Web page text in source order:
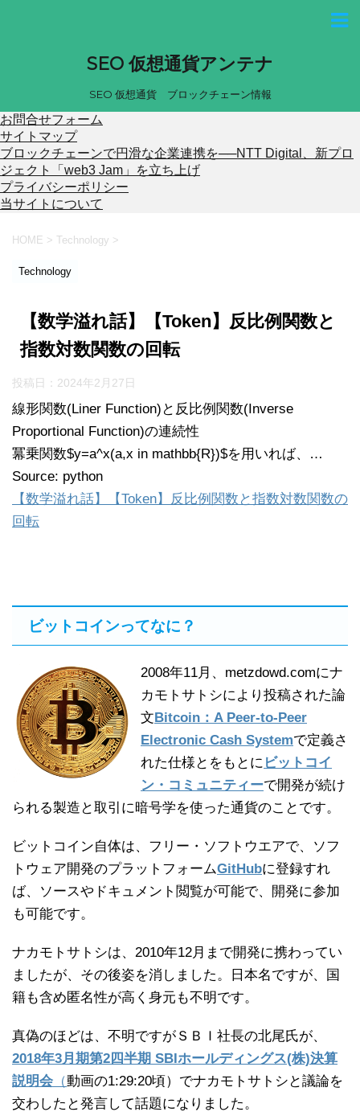
SEO 仮想通貨アンテナ
SEO 仮想通貨 ブロックチェーン情報
お問合せフォーム
サイトマップ
ブロックチェーンで円滑な企業連携を──NTT Digital、新プロ
ジェクト「web3 Jam」を立ち上げ
プライバシーポリシー
当サイトについて
HOME > Technology >
Technology
【数学溢れ話】【Token】反比例関数と
指数対数関数の回転
投稿日： 2024年2月27日
線形関数(Liner Function)と反比例関数(Inverse
Proportional Function)の連続性
冪乗関数$y=a^x(a,x in mathbb{R})$を用いれば、…
Source: python
【数学溢れ話】【Token】反比例関数と指数対数関数の
回転
ビットコインってなに？
2008年11月、metzdowd.comにナ
カモトサトシにより投稿された論
文Bitcoin：A Peer-to-Peer
Electronic Cash Systemで定義さ
れた仕様とをもとに ビットコイ
ン・コミュニティーで開発が続け
られる製造と取引に暗号学を使った通貨のことです。
ビットコイン自体は、フリー・ソフトウエアで、ソフ
トウェア開発のプラットフォームGitHubに登録すれ
ば、ソースやドキュメント閲覧が可能で、開発に参加
も可能です。
ナカモトサトシは、2010年12月まで開発に携わってい
ましたが、その後姿を消しました。日本名ですが、国
籍も含め匿名性が高く身元も不明です。
真偽のほどは、不明ですがＳＢＩ社長の北尾氏が、
2018年3月期第2四半期 SBIホールディングス(株)決算
説明会 （動画の1:29:20頃）でナカモトサトシと議論を
交わしたと発言して話題になりました。